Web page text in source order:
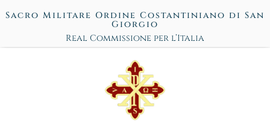
Sacro Militare Ordine Costantiniano di San
Giorgio
Real Commissione per l’Italia